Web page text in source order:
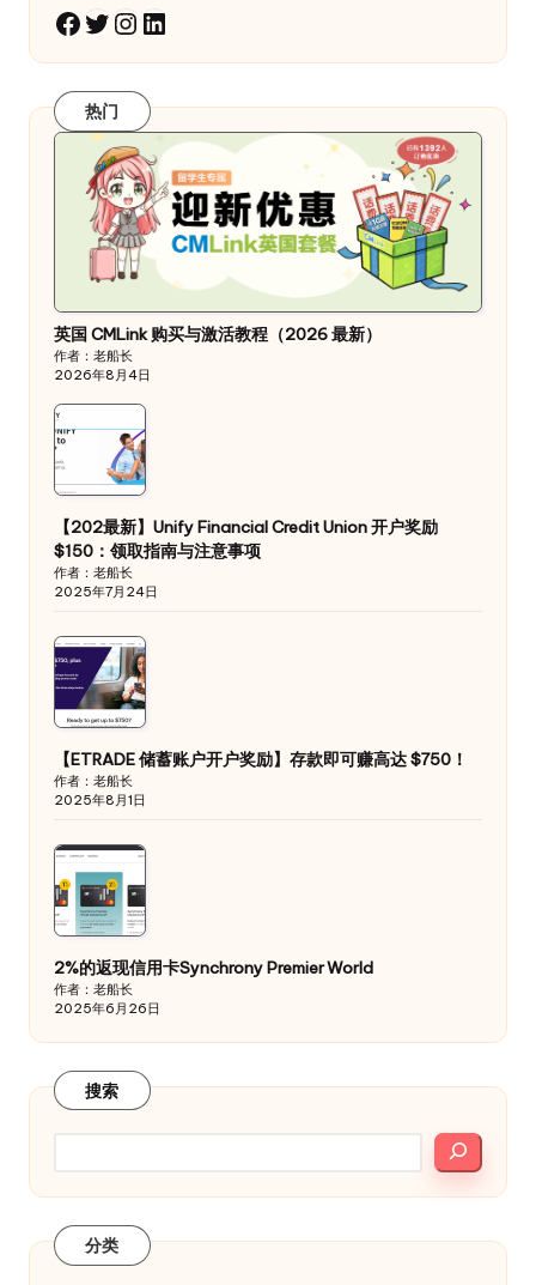
Facebook
Twitter
Instagram
LinkedIn
热门
英国 CMLink 购买与激活教程（2026 最新）
作者：老船长
2026年8月4日
【202最新】Unify Financial Credit Union 开户奖励
$150：领取指南与注意事项
作者：老船长
2025年7月24日
【ETRADE 储蓄账户开户奖励】存款即可赚高达 $750！
作者：老船长
2025年8月1日
2%的返现信用卡Synchrony Premier World
作者：老船长
2025年6月26日
搜索
分类